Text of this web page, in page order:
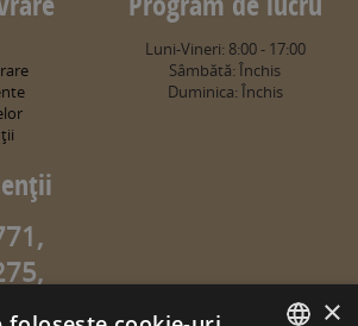
Luni-Vineri: 8:00 - 17:00
Sâmbătă: Închis
Duminica: Închis
×